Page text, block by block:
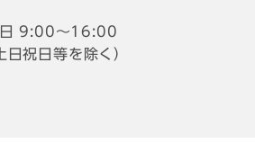
9:00～16:00
日祝日等を除く）